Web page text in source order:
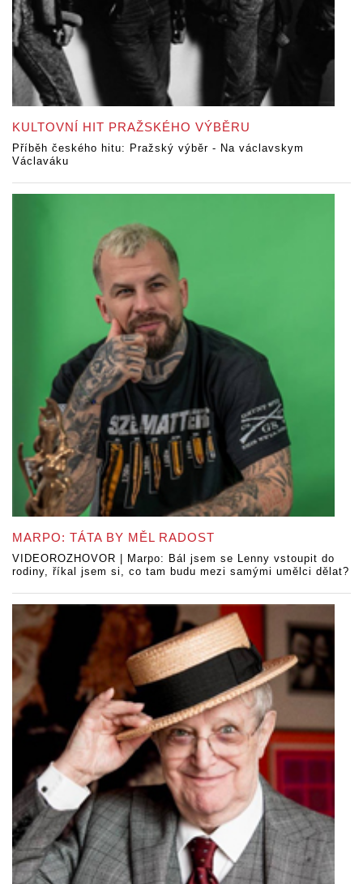
KULTOVNÍ HIT PRAŽSKÉHO VÝBĚRU
Příběh českého hitu: Pražský výběr - Na václavskym
Václaváku
MARPO: TÁTA BY MĚL RADOST
VIDEOROZHOVOR | Marpo: Bál jsem se Lenny vstoupit do
rodiny, říkal jsem si, co tam budu mezi samými umělci dělat?